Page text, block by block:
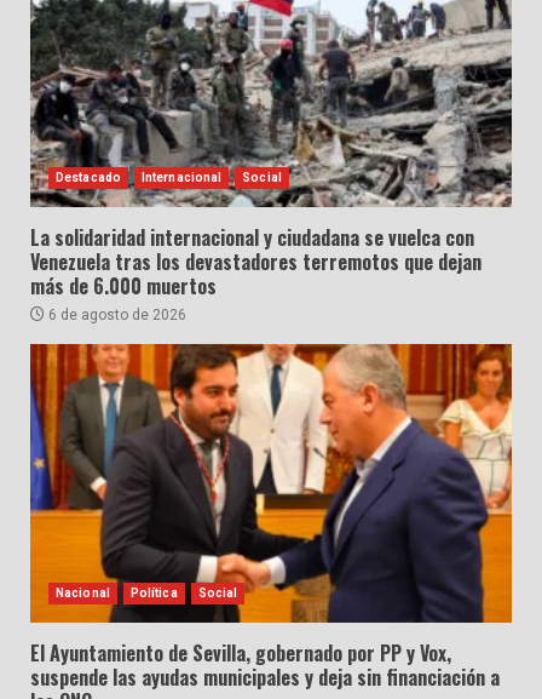
Destacado Internacional Social
La solidaridad internacional y ciudadana se vuelca con
Venezuela tras los devastadores terremotos que dejan
más de 6.000 muertos
6 de agosto de 2026
Nacional Política Social
El Ayuntamiento de Sevilla, gobernado por PP y Vox,
suspende las ayudas municipales y deja sin financiación a